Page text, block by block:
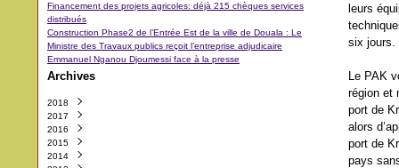
Financement des projets agricoles: déjà 215 chèques services
distribués
Construction Phase2 de l’Entrée Est de la ville de Douala : Le
Ministre des Travaux publics reçoit l’entreprise adjudicaire
Emmanuel Nganou Djoumessi face à la presse
Archives
2018
Octobre
Septembre
Août
Juillet
2017
Décembre
Novembre
Octobre
2016
Décembre
Novembre
2015
Décembre
2014
leurs
six jours.
Le PAK
région et
port de
alors
port de
pays